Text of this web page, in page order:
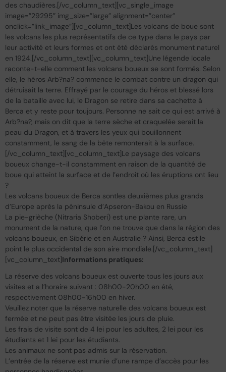
des chaudières.[/vc_column_text][vc_single_image
image=”29295″ img_size=”large” alignment=”center”
onclick=”link_image”][vc_column_text]Les volcans de boue sont
les volcans les plus représentatifs de ce type dans le pays par
leur activité et leurs formes et ont été déclarés monument naturel
en 1924.[/vc_column_text][vc_column_text]Une légende locale
raconte-t-elle comment les volcans boueux se sont formés. Selon
elle, le héros Arb?na? commence le combat contre un dragon qui
détruisait la terre. Effrayé par le courage du héros et blessé lors
de la bataille avec lui, le Dragon se retire dans sa cachette à
Berca et y reste pour toujours. Personne ne sait ce qui est arrivé à
Arb?na?, mais on dit que la terre sèche et craquelée serait la
peau du Dragon, et à travers les yeux qui bouillonnent
constamment, le sang de la bête remonterait à la surface.
[/vc_column_text][vc_column_text]Le paysage des volcans
boueux change-t-il constamment en raison de la quantité de
boue qui atteint la surface et de l’endroit où les éruptions ont lieu
?
Les volcans boueux de Berca sontles deuxièmes plus grands
d’Europe après la péninsule d’Apseron-Bakou en Russie
La pie-grièche (Nitraria Shoberi) est une plante rare, un
monument de la nature, que l’on ne trouve que dans la région des
volcans boueux, en Sibérie et en Australie ? Ainsi, Berca est le
point le plus occidental de son aire mondiale.[/vc_column_text]
[vc_column_text]Informations pratiques:
La réserve des volcans boueux est ouverte tous les jours aux
visites et a l’horaire suivant : 08h00-20h00 en été,
respectivement 08h00-16h00 en hiver.
Veuillez noter que la réserve naturelle des volcans boueux est
fermée et ne peut pas être visitée les jours de pluie.
Les frais de visite sont de 4 lei pour les adultes, 2 lei pour les
étudiants et 1 lei pour les étudiants.
Les animaux ne sont pas admis sur la réservation.
L’entrée de la réserve est munie d’une rampe d’accès pour les